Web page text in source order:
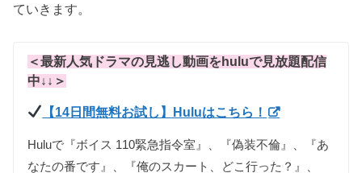
ていきます。
＜最新人気ドラマの見逃し動画をhuluで見放題配信
中↓↓＞
【14日間無料お試し】Huluはこちら！
Huluで『ボイス 110緊急指令室』、『偽装不倫』、『あ
なたの番です』、『俺のスカート、どこ行った？』、